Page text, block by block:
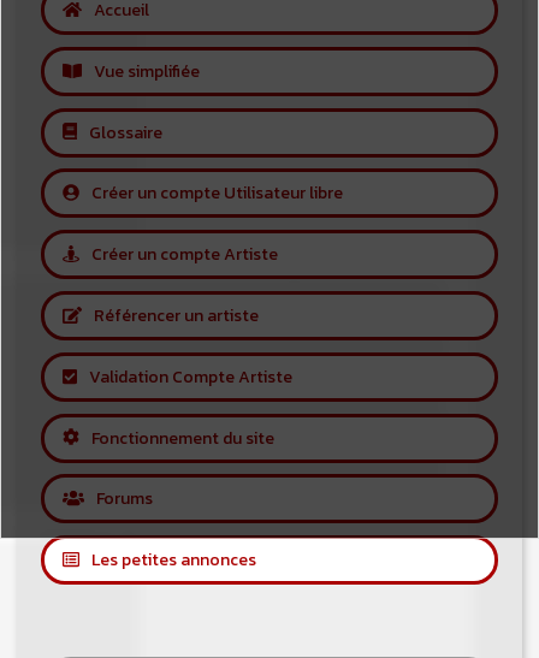
Accueil
Vue simplifiée
Glossaire
Créer un compte Utilisateur libre
Créer un compte Artiste
Référencer un artiste
Validation Compte Artiste
Fonctionnement du site
Forums
Les petites annonces